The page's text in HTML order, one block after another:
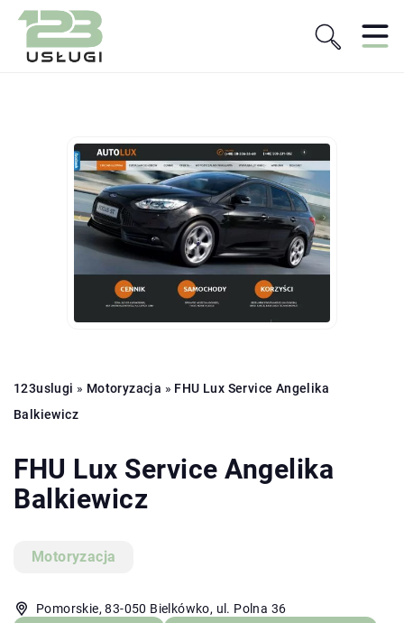
123uslugi » Motoryzacja » FHU Lux Service Angelika
Balkiewicz
FHU Lux Service Angelika
Balkiewicz
Motoryzacja
Pomorskie, 83-050 Bielkówko, ul. Polna 36